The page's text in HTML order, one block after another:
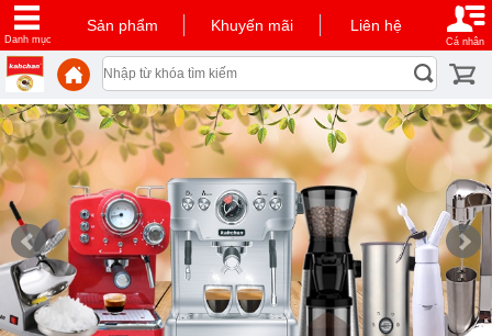
Danh mục
Sản phẩm Khuyến mãi Liên hệ
Cá nhân